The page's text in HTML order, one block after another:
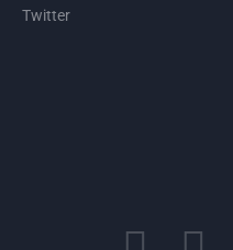
Twitter